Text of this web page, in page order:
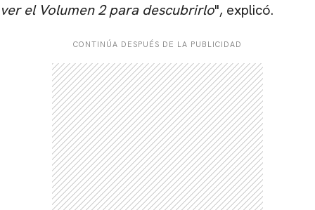
ver el Volumen 2 para descubrirlo", explicó.
CONTINÚA DESPUÉS DE LA PUBLICIDAD